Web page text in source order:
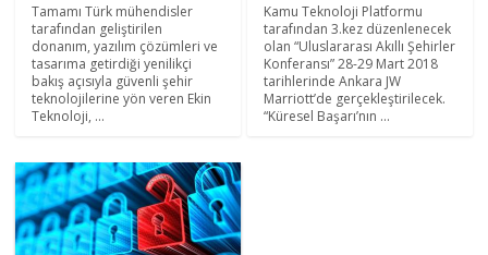
Tamamı Türk mühendisler
tarafından geliştirilen
donanım, yazılım çözümleri ve
tasarıma getirdiği yenilikçi
bakış açısıyla güvenli şehir
teknolojilerine yön veren Ekin
Teknoloji, ...
Kamu Teknoloji Platformu
tarafından 3.kez düzenlenecek
olan “Uluslararası Akıllı Şehirler
Konferansı” 28-29 Mart 2018
tarihlerinde Ankara JW
Marriott’de gerçekleştirilecek.
“Küresel Başarı’nın ...